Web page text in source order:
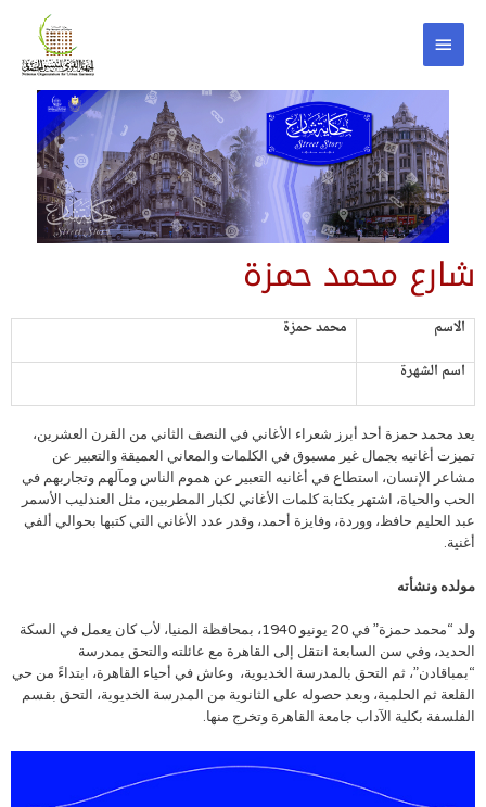
شارع محمد حمزة
الاسم
محمد حمزة
اسم الشهرة
يعد محمد حمزة أحد أبرز شعراء الأغاني في النصف الثاني من القرن العشرين،
تميزت أغانيه بجمال غير مسبوق في الكلمات والمعاني العميقة والتعبير عن
مشاعر الإنسان، استطاع في أغانيه التعبير عن هموم الناس ومآلهم وتجاربهم في
الحب والحياة، اشتهر بكتابة كلمات الأغاني لكبار المطربين، مثل العندليب الأسمر
عبد الحليم حافظ، ووردة، وفايزة أحمد، وقدر عدد الأغاني التي كتبها بحوالي ألفي
أغنية.
مولده ونشأته
ولد “محمد حمزة” في 20 يونيو 1940، بمحافظة المنيا، لأب كان يعمل في السكة
الحديد، وفي سن السابعة انتقل إلى القاهرة مع عائلته والتحق بمدرسة
“بمباقادن”، ثم التحق بالمدرسة الخديوية، وعاش في أحياء القاهرة، ابتداءً من حي
القلعة ثم الحلمية، وبعد حصوله على الثانوية من المدرسة الخديوية، التحق بقسم
الفلسفة بكلية الآداب جامعة القاهرة وتخرج منها.